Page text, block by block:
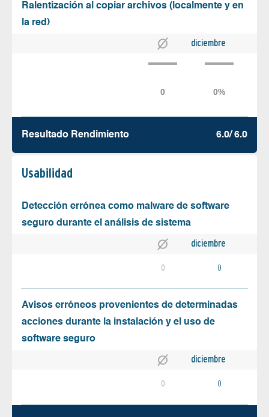
Ralentización al copiar archivos (localmente y en
la red)
diciembre
Resultado Rendimiento 6.0/ 6.0
Usabilidad
Detección errónea como malware de software
seguro durante el análisis de sistema
diciembre
0 0
Avisos erróneos provenientes de determinadas
acciones durante la instalación y el uso de
software seguro
diciembre
0 0